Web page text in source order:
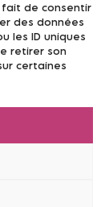
fait de consentir
des données
les ID uniques
retirer son
certaines